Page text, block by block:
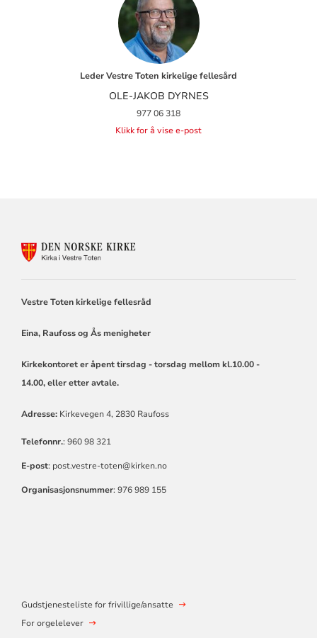
Leder Vestre Toten kirkelige fellesård
OLE-JAKOB DYRNES
977 06 318
Klikk for å vise e-post
Vestre Toten kirkelige fellesråd
Eina, Raufoss og Ås menigheter
Kirkekontoret er åpent tirsdag - torsdag mellom kl.10.00 -
14.00,eller etter avtale.
Adresse: Kirkevegen 4, 2830 Raufoss
Telefonnr.: 960 98 321
E-post: post.vestre-toten@kirken.no
Organisasjonsnummer: 976 989 155
Gudstjenesteliste for frivillige/ansatte
For orgelelever